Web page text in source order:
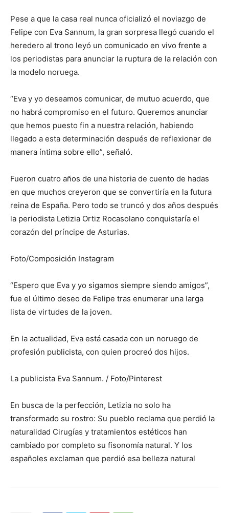
Pese a que la casa real nunca oficializó el noviazgo de
Felipe con Eva Sannum, la gran sorpresa llegó cuando el
heredero al trono leyó un comunicado en vivo frente a
los periodistas para anunciar la ruptura de la relación con
la modelo noruega.
“Eva y yo deseamos comunicar, de mutuo acuerdo, que
no habrá compromiso en el futuro. Queremos anunciar
que hemos puesto fin a nuestra relación, habiendo
llegado a esta determinación después de reflexionar de
manera íntima sobre ello”, señaló.
Fueron cuatro años de una historia de cuento de hadas
en que muchos creyeron que se convertiría en la futura
reina de España. Pero todo se truncó y dos años después
la periodista Letizia Ortiz Rocasolano conquistaría el
corazón del príncipe de Asturias.
Foto/Composición Instagram
“Espero que Eva y yo sigamos siempre siendo amigos”,
fue el último deseo de Felipe tras enumerar una larga
lista de virtudes de la joven.
En la actualidad, Eva está casada con un noruego de
profesión publicista, con quien procreó dos hijos.
La publicista Eva Sannum. / Foto/Pinterest
En busca de la perfección, Letizia no solo ha
transformado su rostro: Su pueblo reclama que perdió la
naturalidad Cirugías y tratamientos estéticos han
cambiado por completo su fisonomía natural. Y los
españoles exclaman que perdió esa belleza natural